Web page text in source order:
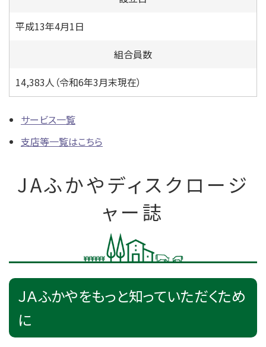
平成13年4月1日
組合員数
14,383人（令和6年3月末現在）
サービス一覧
支店等一覧はこちら
JAふかやディスクロージ
ャー誌
ＪＡふかやをもっと知っていただくため
に